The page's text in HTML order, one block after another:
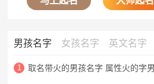
男孩名字 女孩名字 英文名字
1 取名带火的男孩名字 属性火的字